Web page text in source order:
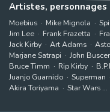
Artistes,
Moebius Mike Mignola
Jim Lee
Frank Frazetta
Jack Kirby
Art Adams
Marjane Satrapi
John
Bruce Timm
Rip Kirby
Juanjo Guarnido
Superman
Akira Toriyama
Star Wars